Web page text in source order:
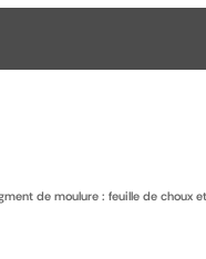
de moulure : feuille de choux